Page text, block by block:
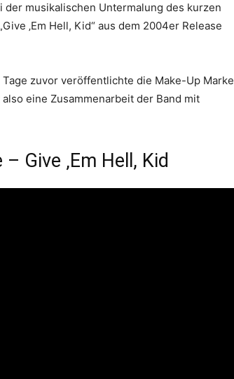
der musikalischen Untermalung des kurzen
‚Em Hell, Kid“ aus dem 2004er Release
zuvor veröffentlichte die Make-Up Marke
eine Zusammenarbeit der Band mit
Give ‚Em Hell, Kid